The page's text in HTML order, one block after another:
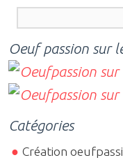
Oeuf passion sur
Catégories
Création